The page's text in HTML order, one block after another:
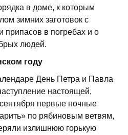
в доме, к которым
зимних заготовок с
припасов в погребах и о
людей.
году
День Петра и Павла
настоящей,
первые ночные
по рябиновым ветвям,
излишнюю горькую